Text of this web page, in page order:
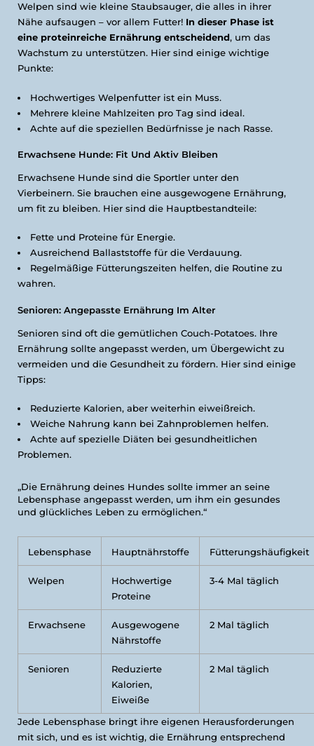
Welpen sind wie kleine Staubsauger, die alles in ihrer
Nähe aufsaugen – vor allem Futter! In dieser Phase ist
eine proteinreiche Ernährung entscheidend, um das
Wachstum zu unterstützen. Hier sind einige wichtige
Punkte:
Hochwertiges Welpenfutter ist ein Muss.
Mehrere kleine Mahlzeiten pro Tag sind ideal.
Achte auf die speziellen Bedürfnisse je nach Rasse.
Erwachsene Hunde: Fit Und Aktiv Bleiben
Erwachsene Hunde sind die Sportler unter den
Vierbeinern. Sie brauchen eine ausgewogene Ernährung,
um fit zu bleiben. Hier sind die Hauptbestandteile:
Fette und Proteine für Energie.
Ausreichend Ballaststoffe für die Verdauung.
Regelmäßige Fütterungszeiten helfen, die Routine zu
wahren.
Senioren: Angepasste Ernährung Im Alter
Senioren sind oft die gemütlichen Couch-Potatoes. Ihre
Ernährung sollte angepasst werden, um Übergewicht zu
vermeiden und die Gesundheit zu fördern. Hier sind einige
Tipps:
Reduzierte Kalorien, aber weiterhin eiweißreich.
Weiche Nahrung kann bei Zahnproblemen helfen.
Achte auf spezielle Diäten bei gesundheitlichen
Problemen.
„Die Ernährung deines Hundes sollte immer an seine
Lebensphase angepasst werden, um ihm ein gesundes
und glückliches Leben zu ermöglichen.“
Lebensphase Hauptnährstoffe Fütterungshäufigkeit
Welpen
Hochwertige
Proteine
3-4 Mal täglich
Erwachsene
Ausgewogene
Nährstoffe
2 Mal täglich
Senioren
Reduzierte
Kalorien,
Eiweiße
2 Mal täglich
Jede Lebensphase bringt ihre eigenen Herausforderungen
mit sich, und es ist wichtig, die Ernährung entsprechend